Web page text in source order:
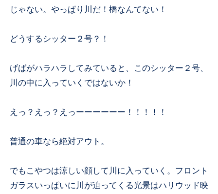
じゃない。やっぱり川だ！橋なんてない！
どうするシッター２号？！
げばがハラハラしてみていると、このシッター２号、
川の中に入っていくではないか！
えっ？えっ？えっーーーーーー！！！！！
普通の車なら絶対アウト。
でもこやつは涼しい顔して川に入っていく。フロント
ガラスいっぱいに川が迫ってくる光景はハリウッド映